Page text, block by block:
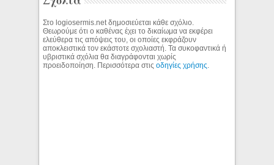
Στο logiosermis.net δημοσιεύεται κάθε σχόλιο.
Θεωρούμε ότι ο καθένας έχει το δικαίωμα να εκφέρει
ελεύθερα τις απόψεις του, οι οποίες εκφράζουν
αποκλειστικά τον εκάστοτε σχολιαστή. Τα συκοφαντικά ή
υβριστικά σχόλια θα διαγράφονται χωρίς
προειδοποίηση. Περισσότερα στιςοδηγίες χρήσης